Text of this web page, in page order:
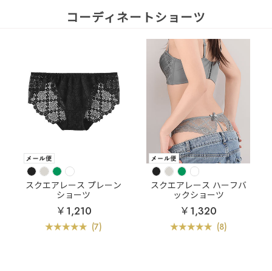
コーディネートショーツ
スクエアレース プレーン
ショーツ
￥1,210
(7)
スクエアレース ハーフバ
ックショーツ
￥1,320
(8)